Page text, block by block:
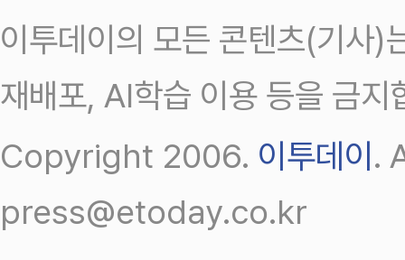
이투데이의 모든 콘텐츠(기사)
재배포, AI학습 이용 등을 금지
Copyright 2006. 이투데이 .
press@etoday.co.kr